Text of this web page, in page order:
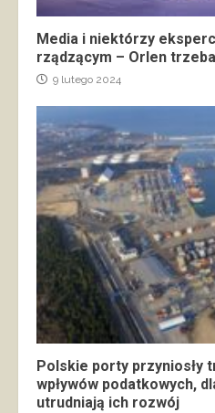
Media i niektórzy
rządzącym – Orlen
9 lutego 2024
Polskie porty przyniosły
wpływów podatkowych,
utrudniają ich rozwój